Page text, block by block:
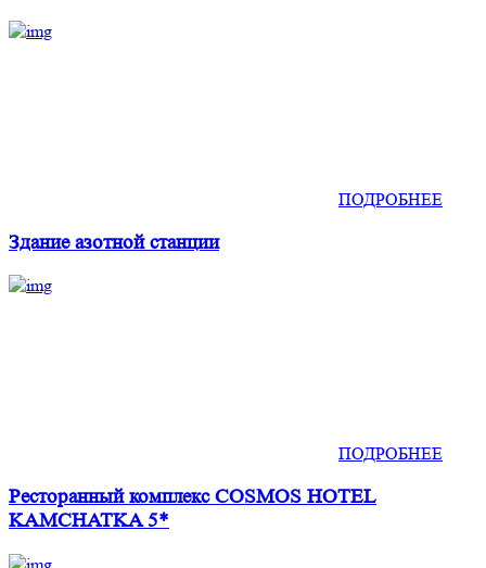
ПОДРОБНЕЕ
Здание азотной станции
ПОДРОБНЕЕ
Ресторанный комплекс COSMOS HOTEL
KAMCHATKA 5*